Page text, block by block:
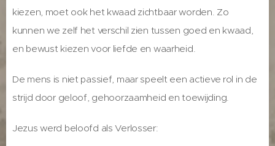
kiezen, moet ook het kwaad zichtbaar worden. Zo
kunnen we zelf het verschil zien tussen goed en kwaad,
en bewust kiezen voor liefde en waarheid.
De mens is niet passief, maar speelt een actieve rol in de
strijd door geloof, gehoorzaamheid en toewijding.
Jezus werd beloofd als Verlosser: